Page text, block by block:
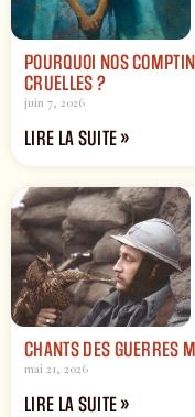
POURQUOI NOS
CRUELLES ?
juin 7, 2026
LIRE LA SUITE »
CHANTS DES GUERRES
mai 21, 2026
LIRE LA SUITE »